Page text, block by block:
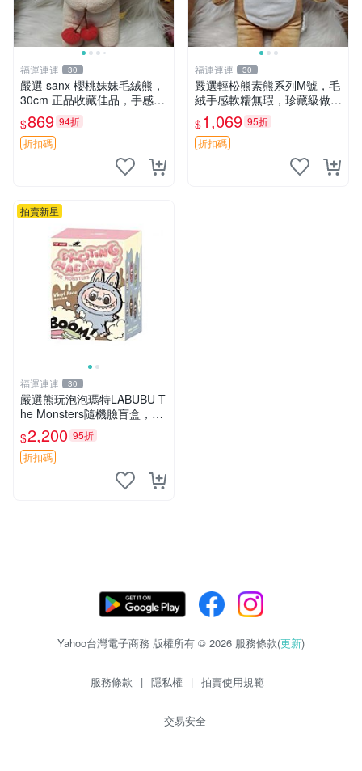
福運連連 30
嚴選 sanx 櫻桃妹妹毛絨熊，
30cm 正品收藏佳品，手感極
軟，適合贈送與收藏 櫻桃妹
妹、sanx、毛絨熊
$869 94折
折扣碼
福運連連 30
嚴選輕松熊素熊系列M號，毛
絨手感軟糯無瑕，珍藏級做工
推薦收藏，尺寸35cm清晰可
見。中古毛絨、收藏精品、毛
絨玩具
$1,069 95折
折扣碼
拍賣新星
福運連連 30
嚴選熊玩泡泡瑪特LABUBU T
he Monsters隨機臉盲盒，萌
趣馬卡龍設計 芝麻豆豆 LAB
UBU LABUBU THE MONST
ERS 橙色豆
$2,200 95折
折扣碼
Yahoo台灣電子商務 版權所有 © 2026 服務條款(更新)
服務條款 | 隱私權 | 拍賣使用規範
交易安全